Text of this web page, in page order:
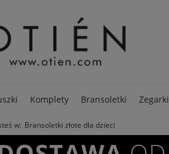
Komplety Bransoletki Zegarki
Pierścionki SALE - 80%
w: Bransoletki złote dla dzieci